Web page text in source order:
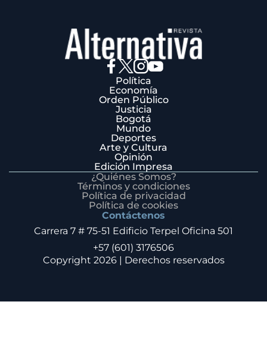
Política
Economía
Orden Público
Justicia
Bogotá
Mundo
Deportes
Arte y Cultura
Opinión
Edición Impresa
¿Quiénes Somos?
Términos y condiciones
Política de privacidad
Política de cookies
Contáctenos
Carrera 7 # 75-51 Edificio Terpel Oficina 501
+57 (601) 3176506
Copyright 2026 | Derechos reservados